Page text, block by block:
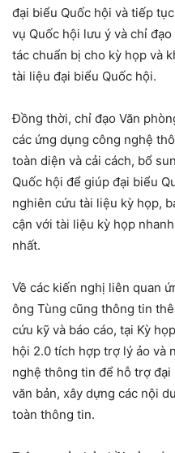
đại biểu Quốc hội và tiếp
vụ Quốc hội lưu ý và chỉ
tác chuẩn bị cho kỳ họp và
tài liệu đại biểu Quốc hội.
Đồng thời, chỉ đạo Văn
các ứng dụng công nghệ
toàn diện và cải cách, bổ
Quốc hội để giúp đại biểu
nghiên cứu tài liệu kỳ họp,
cận với tài liệu kỳ họp
nhất.
Về các kiến nghị liên quan
ông Tùng cũng thông tin
cứu kỹ và báo cáo, tại Kỳ
hội 2.0 tích hợp trợ lý ảo và
nghệ thông tin để hỗ trợ
văn bản, xây dựng các nội
toàn thông tin.